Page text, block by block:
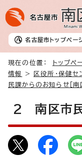
名古屋市 トップペー
現在の位置： トップペ
情報
> 区役所・保健セ
民課からのお知らせ［南
2 南区市